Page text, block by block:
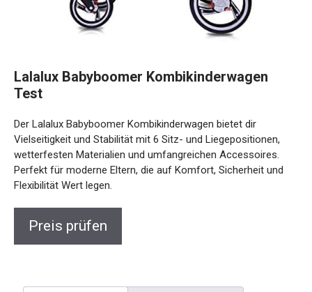
Lalalux Babyboomer Kombikinderwagen
Test
Der Lalalux Babyboomer Kombikinderwagen bietet dir
Vielseitigkeit und Stabilität mit 6 Sitz- und Liegepositionen,
wetterfesten Materialien und umfangreichen Accessoires.
Perfekt für moderne Eltern, die auf Komfort, Sicherheit und
Flexibilität Wert legen.
Preis prüfen